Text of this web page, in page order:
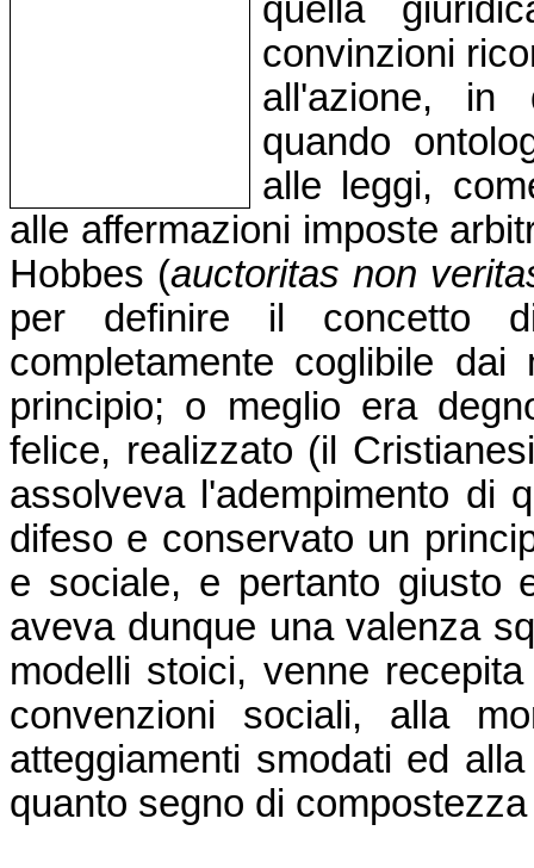
quella
convinzioni
all'azione, in
quando
alle leggi,
alle affermazioni imposte
Hobbes (auctoritas non
per definire il concetto
completamente coglibile
principio; o meglio era
felice, realizzato (il
assolveva l'adempimento di
difeso e conservato un
e sociale, e pertanto giusto
aveva dunque una valenza
modelli stoici, venne
convenzioni sociali, alla
atteggiamenti smodati ed
quanto segno di